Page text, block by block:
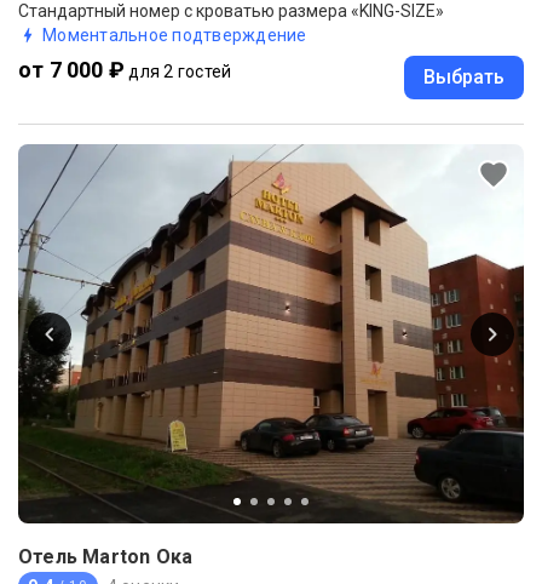
Стандартный номер с кроватью размера «KING-SIZE»
Моментальное подтверждение
от 7 000 ₽ для 2 гостей Выбрать
Отель Marton Ока